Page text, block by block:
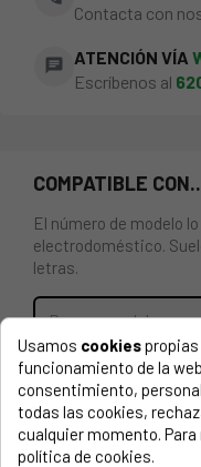
Contacta con
chat ATENCIÓN VÍA
Escríbenos al
COMPATIBLE
El número de modelo
electrodoméstico.
letras.
TAMBOR PARA
SMEG 00249014
BALAY, 3SB188XP/17
Usamos cookies
funcionamiento de la
consentimiento,
todas las cookies,
cualquier momento.
política de cookies.